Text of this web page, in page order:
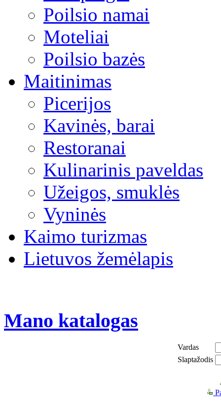
Poilsio namai
Moteliai
Poilsio bazės
Maitinimas
Picerijos
Kavinės, barai
Restoranai
Kulinarinis paveldas
Užeigos, smuklės
Vyninės
Kaimo turizmas
Lietuvos žemėlapis
Mano katalogas
Vardas
Slaptažodis